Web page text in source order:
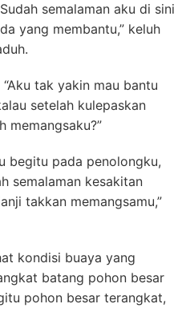
semalaman aku di sini
yang membantu,” keluh
tak yakin mau bantu
setelah kulepaskan
memangsaku?”
begitu pada penolongku,
semalaman kesakitan
takkan memangsamu,”
kondisi buaya yang
batang pohon besar
pohon besar terangkat,